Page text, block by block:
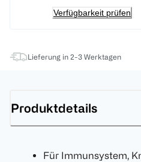
Verfügbarkeit prüfen
Lieferung in 2-3 Werktagen
Produktdetails
Für Immunsystem,